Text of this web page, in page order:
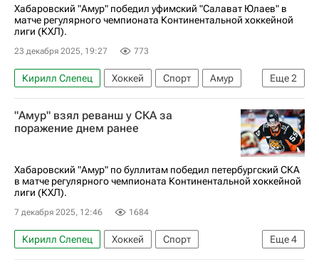
Хабаровский "Амур" победил уфимский "Салават Юлаев" в
матче регулярного чемпионата Континентальной хоккейной
лиги (КХЛ).
23 декабря 2025, 19:27 773
Еще2
Кирилл Слепец Хоккей Спорт
Амур
Салават Юлаев
КХЛ 2025-2026
"Амур" взял реванш у СКА за
поражение днем ранее
Хабаровский "Амур" по буллитам победил петербургский СКА
в матче регулярного чемпионата Континентальной хоккейной
лиги (КХЛ).
7 декабря 2025, 12:46 1684
Еще4
Кирилл Слепец Хоккей
Спорт
Марат Хайруллин
Амур